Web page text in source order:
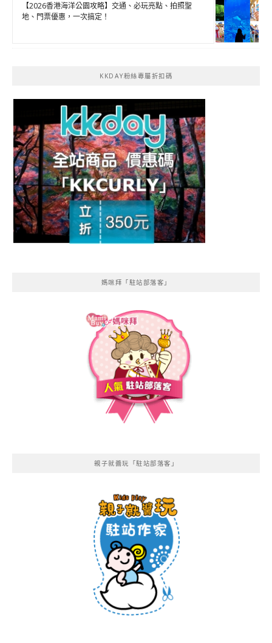
【2026香港海洋公園攻略】交通、必玩亮點、拍照聖
地、門票優惠，一次搞定！
KKDAY粉絲專屬折扣碼
媽咪拜「駐站部落客」
親子就醬玩「駐站部落客」